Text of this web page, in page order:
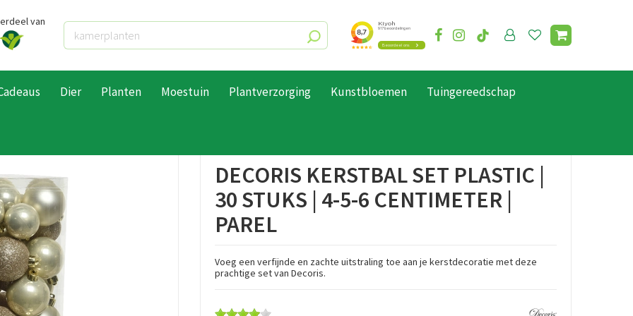
van
Dier Planten Moestuin Plantverzorging Kunstbloemen Tuingereedschap
DECORIS KERSTBAL SET PLASTIC |
30 STUKS | 4-5-6 CENTIMETER |
PAREL
Voeg een verfijnde en zachte uitstraling toe aan je kerstdecoratie met deze
prachtige set van Decoris.